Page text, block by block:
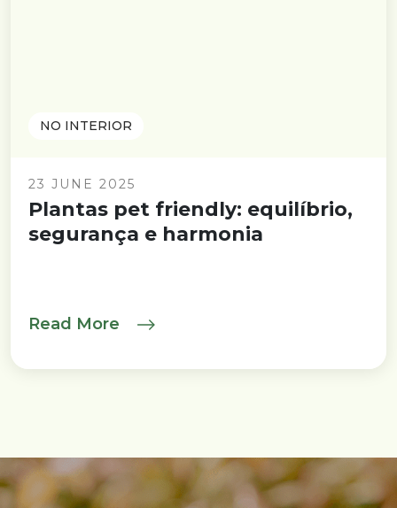
NO INTERIOR
23 JUNE 2025
Plantas pet friendly: equilíbrio,
segurança e harmonia
Read More